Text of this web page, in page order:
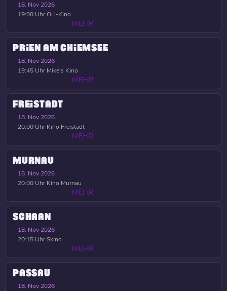
18. Nov 2026
19:00 UhrOLi-Kino
MEHR
PRIEN AM CHIEMSEE
18. Nov 2026
19:45 Uhr Mike’s Kino
MEHR
FREISTADT
18. Nov 2026
20:00 Uhr Kino Freistadt
MEHR
MURNAU
18. Nov 2026
20:00 Uhr Kino Murnau
MEHR
SCHAAN
18. Nov 2026
20:15 UhrSkino
MEHR
PASSAU
18. Nov 2026